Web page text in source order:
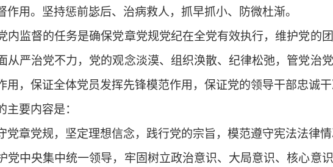
作用。坚持惩前毖后、治病救人，抓早抓小、防微杜渐。
督的任务是确保党章党规党纪在全党有效执行，维护党的团
从严治党不力，党的观念淡漠、组织涣散、纪律松弛，管党治
用，保证全体党员发挥先锋模范作用，保证党的领导干部忠诚干
要内容是：
章党规，坚定理想信念，践行党的宗旨，模范遵守宪法法律情
中央集中统一领导，牢固树立政治意识、大局意识、核心意